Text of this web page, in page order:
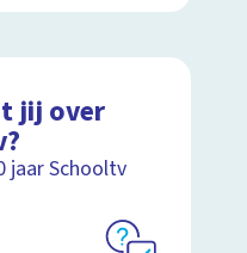
jij over
jaar Schooltv